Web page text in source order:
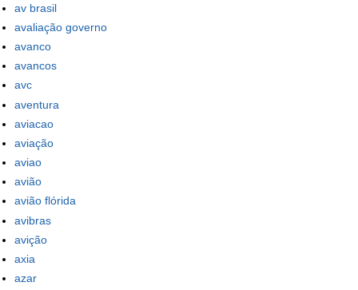
av brasil
avaliação governo
avanco
avancos
avc
aventura
aviacao
aviação
aviao
avião
avião flórida
avibras
avição
axia
azar